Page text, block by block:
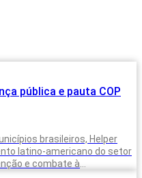
pública e pauta COP
brasileiros, Helper
latino-americano do setor
e combate à